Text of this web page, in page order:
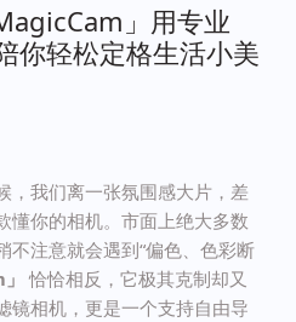
」用专业
你轻松定格生活小美
，我们离一张氛围感大片，差
懂你的相机。市面上绝大多数
不注意就会遇到“偏色、色彩断
恰恰相反，它极其克制却又
镜相机，更是一个支持自由导